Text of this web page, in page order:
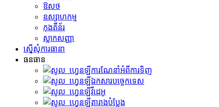
ឱសថ
ឧស្សាហកម្ម
កុងតឺន័រ
ស្លាក​សញ្ញា
ស្នើសុំការធានា
ធនធាន
ការណែនាំអំពីការទិញ
ឯកសារបច្ចេកទេស
វីដេអូ
តារាងបំប្លែង